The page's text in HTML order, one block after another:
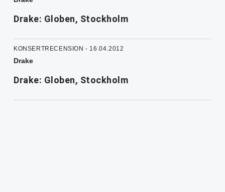
Drake: Globen, Stockholm
KONSERTRECENSION - 16.04.2012
Drake
Drake: Globen, Stockholm